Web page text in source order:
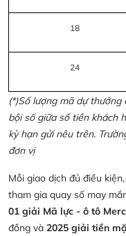
18
24
(*)Số lượng mã dự
bội số giữa số tiền khách
kỳ hạn gửi nêu trên.
đơn vị
Mỗi giao dịch đủ điều
tham gia quay số may
01 giải Mã lực - ô tô
đồng và 2025 giải tiền